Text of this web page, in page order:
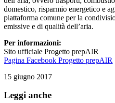
domestico, risparmio energetico e
piattaforma comune per la
emissive e di qualità dell’aria.
Per informazioni:
Sito ufficiale Progetto prepAIR
Pagina Facebook Progetto prepAIR
15 giugno 2017
Leggi anche